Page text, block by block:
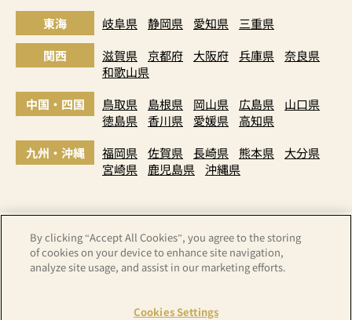
東海
岐阜県 静岡県 愛知県
三重県
関西
滋賀県 京都府 大阪府 兵庫県
奈良県
和歌山県
中国・四国
鳥取県 島根県 岡山県 広島県
山口県
徳島県
香川県 愛媛県
高知県
九州・沖縄
福岡県 佐賀県 長崎県 熊本県
大分県
宮崎県
鹿児島県 沖縄県
By clicking “Accept All Cookies”, you agree to the storing
of cookies on your device to enhance site navigation,
analyze site usage, and assist in our marketing efforts.
Cookies Settings